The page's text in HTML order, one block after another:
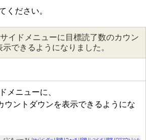
ください。
イドメニューに目標読了数のカウン
示できるようになりました。
メニューに、
ウントダウンを表示できるようにな